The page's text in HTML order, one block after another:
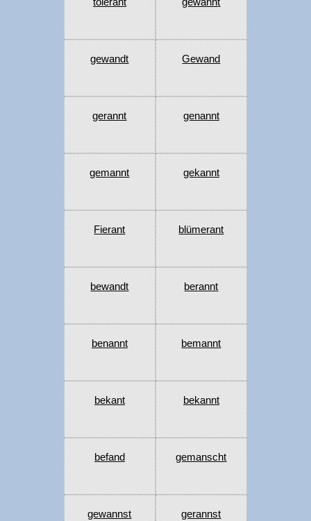
gewandt Gewand
gerannt genannt
gemannt gekannt
Fierant blümerant
bewandt berannt
benannt bemannt
bekant bekannt
befand gemanscht
gewannst gerannst